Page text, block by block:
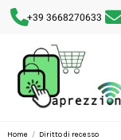
+39 3668270633
Home Diritto di recesso